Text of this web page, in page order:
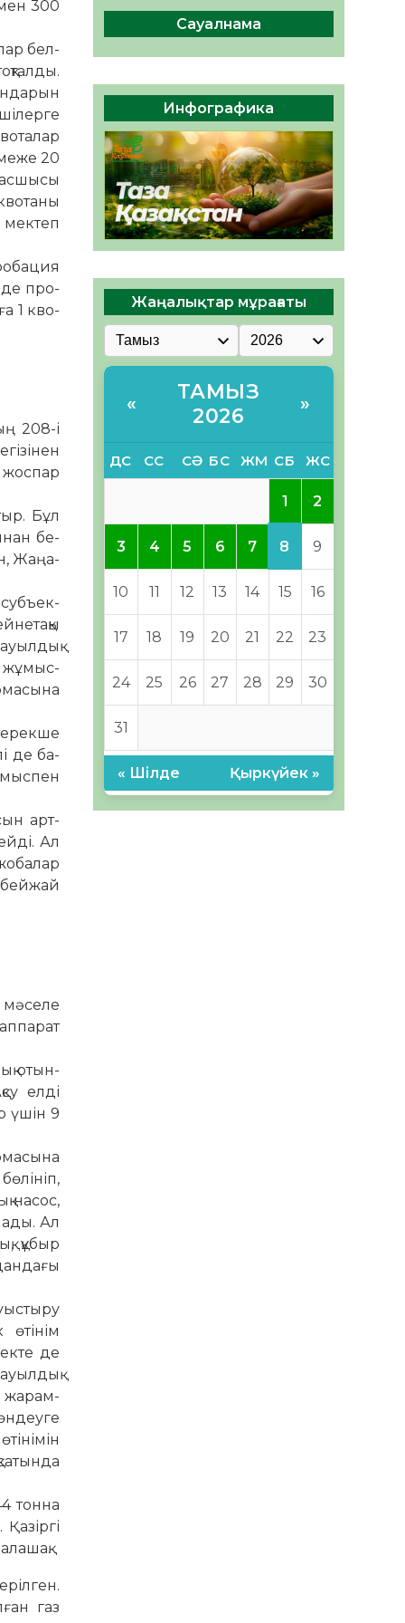
300
бел­
20
про­
1 кво­
208-і
жоспар
Бұл
бе­
Жаңа­
субъек­
жұ­мыс­
ерекше
де ба­
арт­
Ал
бейжай
отын­
елді
үшін 9
насос,
Ал
құбыр
де
жа­рам­
тонна
газ
Руслан Рүстемұлы облыс
әкімінің кеңесшісі болып
тағайындалды
05.08.2026
43 0
Сауалнама
Инфографика
Жаңалықтар мұрағаты
«
ТАМЫЗ
2026
»
ДС СС СӘ БС ЖМ СБ ЖС
1 2
3 4 5 6 7 8 9
10 11 12 13 14 15 16
17 18 19 20 21 22 23
24 25 26 27 28 29 30
31
« Шілде Қыркүйек »